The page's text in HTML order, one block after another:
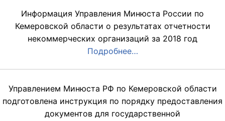
Информация Управления Минюста России по
Кемеровской области о результатах отчетности
некоммерческих организаций за 2018 год
Подробнее…
Управлением Минюста РФ по Кемеровской области
подготовлена инструкция по порядку предоставления
документов для государственной